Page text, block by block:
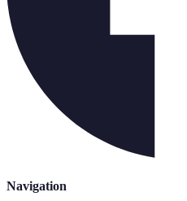
Navigation